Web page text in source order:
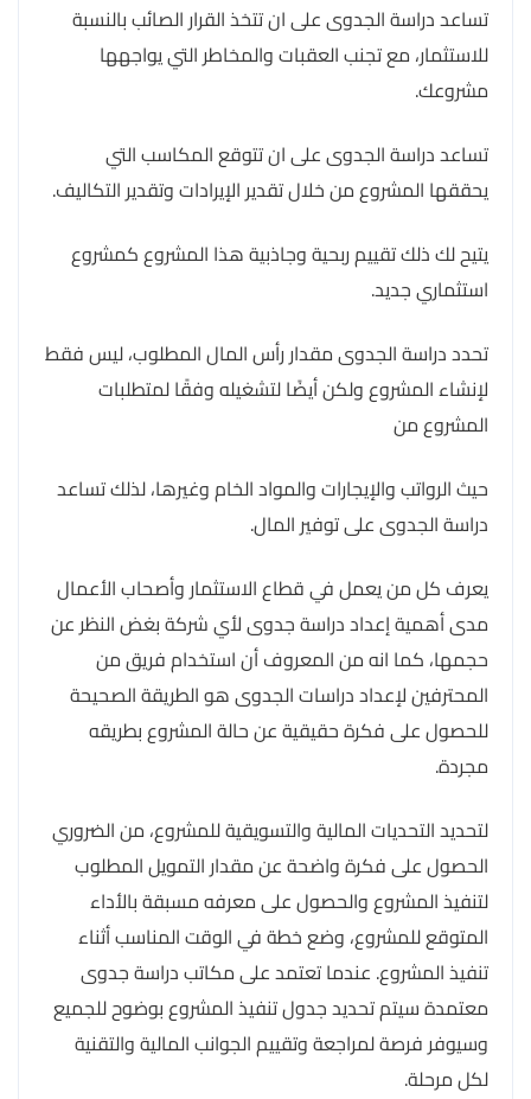
تساعد دراسة الجدوى على ان تتخذ القرار الصائب بالنسبة
للاستثمار، مع تجنب العقبات والمخاطر التي يواجهها
مشروعك.
تساعد دراسة الجدوى على ان تتوقع المكاسب التي
يحققها المشروع من خلال تقدير الإيرادات وتقدير التكاليف.
يتيح لك ذلك تقييم ربحية وجاذبية هذا المشروع كمشروع
استثماري جديد.
تحدد دراسة الجدوى مقدار رأس المال المطلوب، ليس فقط
لإنشاء المشروع ولكن أيضًا لتشغيله وفقًا لمتطلبات
المشروع من
حيث الرواتب والإيجارات والمواد الخام وغيرها، لذلك تساعد
دراسة الجدوى على توفير المال.
يعرف كل من يعمل في قطاع الاستثمار وأصحاب الأعمال
مدى أهمية إعداد دراسة جدوى لأي شركة بغض النظر عن
حجمها، كما انه من المعروف أن استخدام فريق من
المحترفين لإعداد دراسات الجدوى هو الطريقة الصحيحة
للحصول على فكرة حقيقية عن حالة المشروع بطريقه
مجردة.
لتحديد التحديات المالية والتسويقية للمشروع، من الضروري
الحصول على فكرة واضحة عن مقدار التمويل المطلوب
لتنفيذ المشروع والحصول على معرفه مسبقة بالأداء
المتوقع للمشروع، وضع خطة في الوقت المناسب أثناء
تنفيذ المشروع. عندما تعتمد على مكاتب دراسة جدوى
معتمدة سيتم تحديد جدول تنفيذ المشروع بوضوح للجميع
وسيوفر فرصة لمراجعة وتقييم الجوانب المالية والتقنية
لكل مرحلة.